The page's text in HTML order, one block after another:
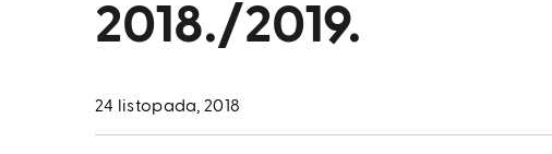
2018./2019.
24 listopada, 2018